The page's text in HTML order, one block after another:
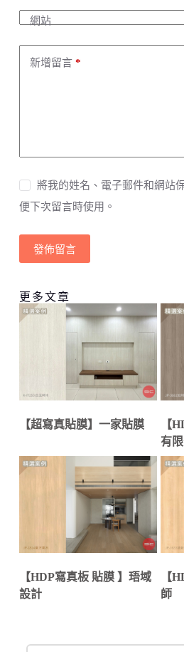
網站
新增留言*
將我的姓名、電子郵件和網站
便下次留言時使用。
發佈留言
v
e
更多文章
【超寫真貼膜】一家貼膜
【
有
【HDP寫真板 貼膜 】珸域
設計
【
師